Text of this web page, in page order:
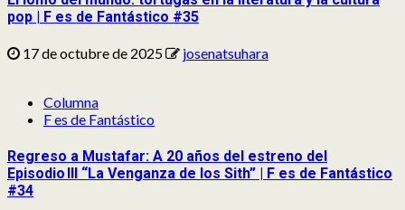
pop | F es de Fantástico #35
17 de octubre de 2025 josenatsuhara
Columna
F es de Fantástico
Regreso a Mustafar: A 20 años del estreno del
Episodio III “La Venganza de los Sith” | F es de Fantástico
#34